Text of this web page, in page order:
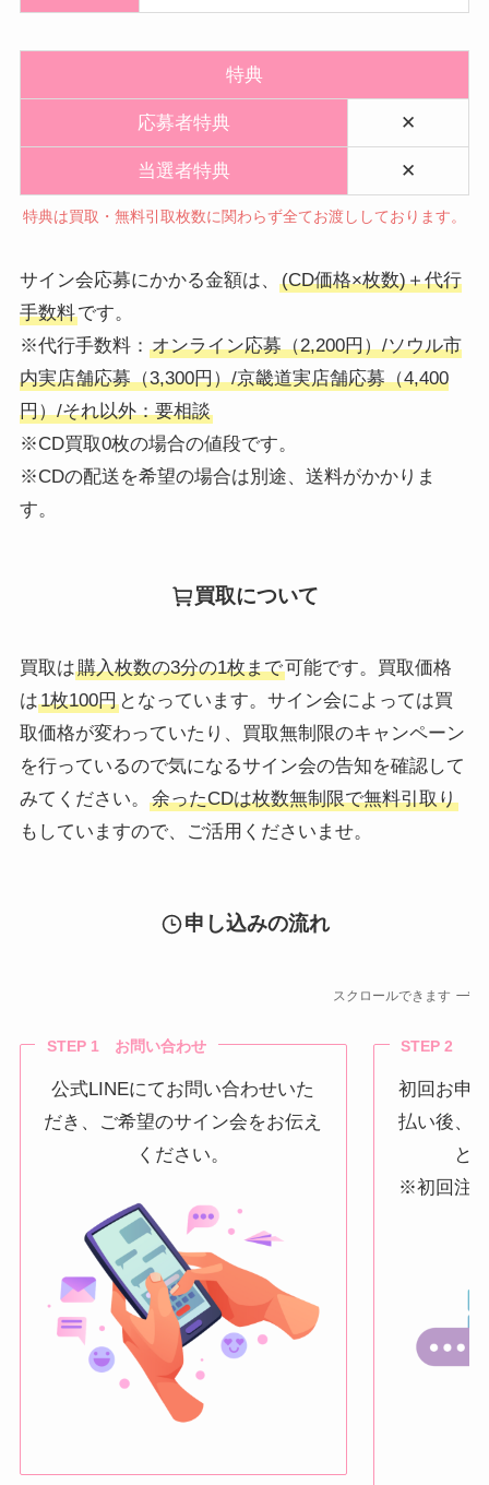
特典
応募者特典 ✕
当選者特典 ✕
特典は買取・無料引取枚数に関わらず全てお渡ししております。
サイン会応募にかかる金額は、
(CD価格×枚数)＋代行
手数料です。
※代行手数料： オンライン応募（2,200円）/ソウル市
内実店舗応募（3,300円）/京畿道実店舗応募（4,400
円）/それ以外：要相談
※CD買取0枚の場合の値段です。
※CDの配送を希望の場合は別途、送料がかかりま
す。
買取について
買取は購入枚数の3分の1枚まで可能です。買取価格
は1枚100円となっています。サイン会によっては買
取価格が変わっていたり、買取無制限のキャンペーン
を行っているので気になるサイン会の告知を確認して
みてください。
余ったCDは枚数無制限で無料引取り
もしていますので、ご活用くださいませ。
申し込みの流れ
スクロールできます
STEP 1 お問い合わせ
公式LINEにてお問い合わせいた
だき、ご希望のサイン会をお伝え
ください。
STEP 2 ご
初回お申
払い後、
と
※初回注